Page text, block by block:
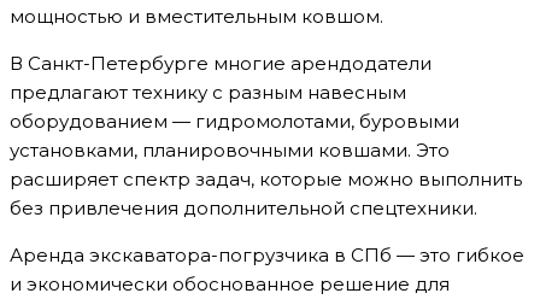
мощностью и вместительным ковшом.
В Санкт-Петербурге многие арендодатели
предлагают технику с разным навесным
оборудованием — гидромолотами, буровыми
установками, планировочными ковшами. Это
расширяет спектр задач, которые можно выполнить
без привлечения дополнительной спецтехники.
Аренда экскаватора-погрузчика в СПб — это гибкое
и экономически обоснованное решение для